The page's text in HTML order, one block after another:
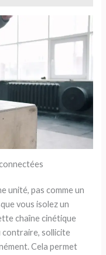
unité, pas comme un
vous isolez un
chaîne cinétique
contraire, sollicite
Cela permet